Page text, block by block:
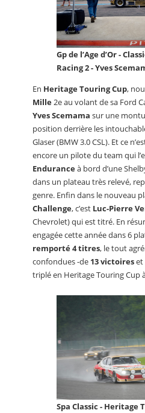
Gp de l’Age d’Or -
Racing 2 - Yves
En Heritage Touring Cup,
Mille2e au volant de sa Ford
Yves Scemama sur une
position derrière les
Glaser (BMW 3.0 CSL). Et ce
encore un pilote du team qui
Enduranceà bord d’une
dans un plateau très relevé,
genre. Enfin dans le nouveau
Challenge, c’est Luc-Pierre
Chevrolet) qui est titré. En
engagée cette année dans 6
remporté 4 titres, le tout
confondues -de 13 victoireset
triplé en Heritage Touring Cup
Spa Classic - Heritage